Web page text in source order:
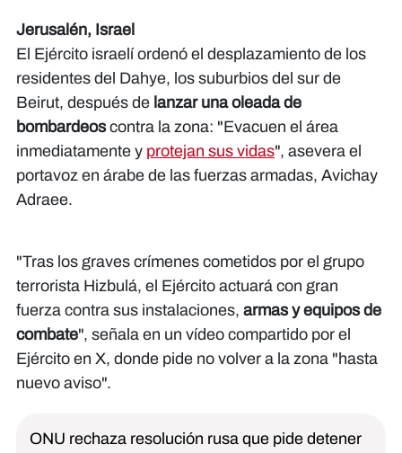
Jerusalén, Israel
El Ejército israelí ordenó el desplazamiento de los
residentes del Dahye, los suburbios del sur de
Beirut, después de lanzar una oleada de
bombardeoscontra la zona: "Evacuen el área
inmediatamente y protejan sus vidas", asevera el
portavoz en árabe de las fuerzas armadas, Avichay
Adraee.
"Tras los graves crímenes cometidos por el grupo
terrorista Hizbulá, el Ejército actuará con gran
fuerza contra sus instalaciones, armas y equipos de
combate", señala en un vídeo compartido por el
Ejército en X, donde pide no volver a la zona "hasta
nuevo aviso".
ONU rechaza resolución rusa que pide detener